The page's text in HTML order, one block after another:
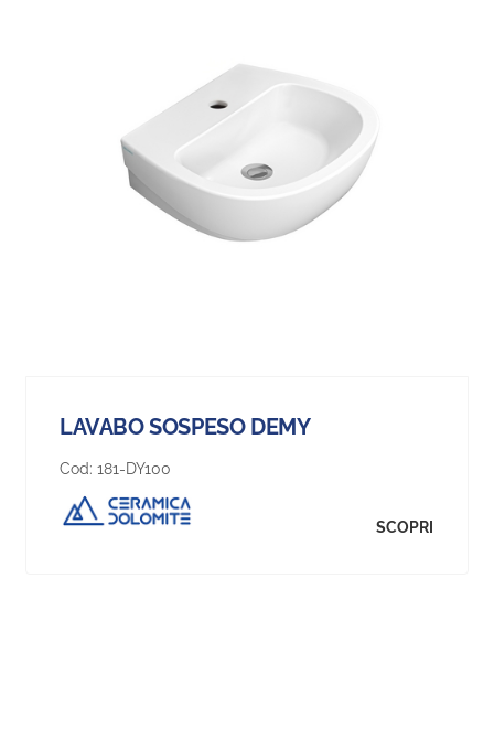
LAVABO SOSPESO DEMY
Cod: 181-DY100
SCOPRI